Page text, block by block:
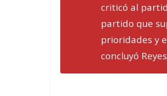
criticó al
partido que
prioridades y
concluyó